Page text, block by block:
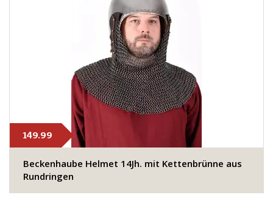
149.99
Beckenhaube Helmet 14Jh. mit Kettenbrünne aus
Rundringen